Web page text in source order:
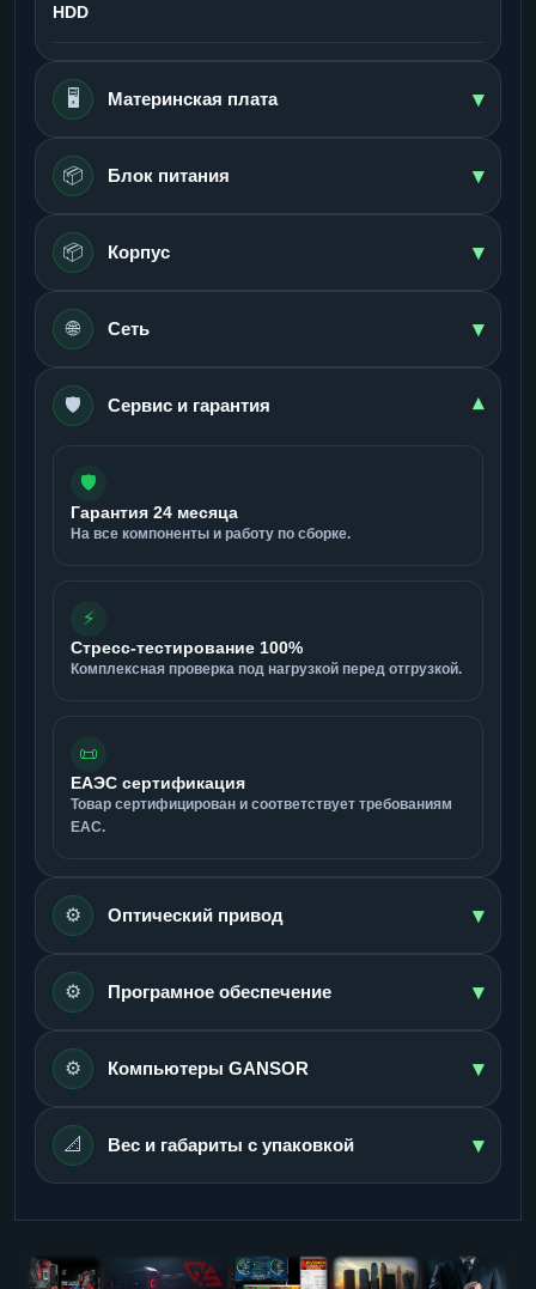
HDD
🖥️ Материнская плата ▾
📦 Блок питания ▾
📦 Корпус ▾
🌐 Сеть ▾
🛡️ Сервис и гарантия ▾
🛡️
Гарантия 24 месяца
На все компоненты и работу по сборке.
⚡
Стресс-тестирование 100%
Комплексная проверка под нагрузкой перед отгрузкой.
📜
ЕАЭС сертификация
Товар сертифицирован и соответствует требованиям
ЕАС.
⚙️ Оптический привод ▾
⚙️ Програмное обеспечение ▾
⚙️ Компьютеры GANSOR ▾
📐 Вес и габариты с упаковкой ▾